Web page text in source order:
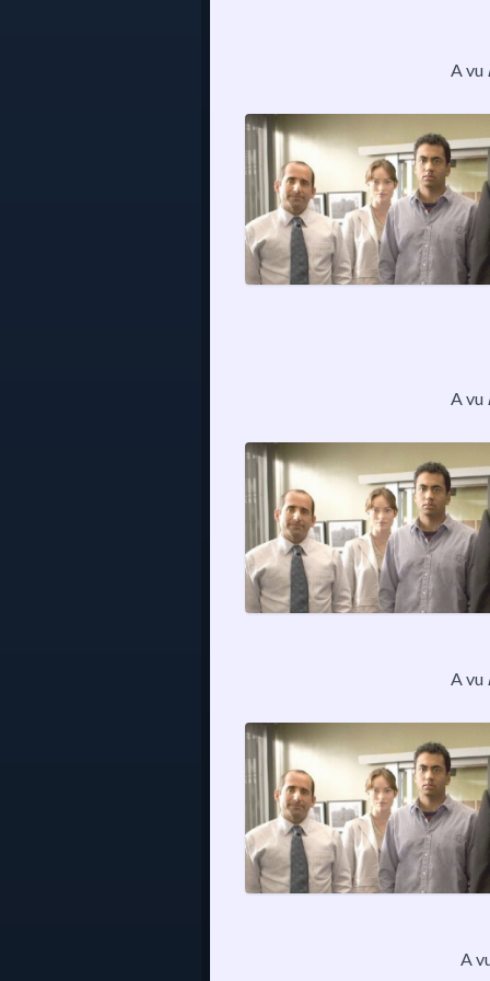
A vu
A vu
A vu
A